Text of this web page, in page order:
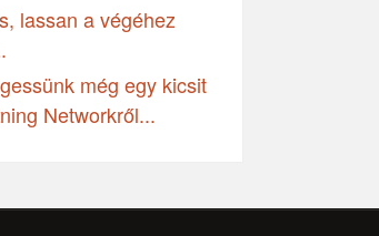
lassan a végéhez
még egy kicsit
Networkről...